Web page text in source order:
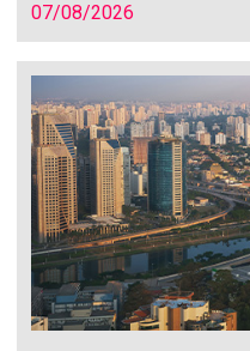
07/08/2026